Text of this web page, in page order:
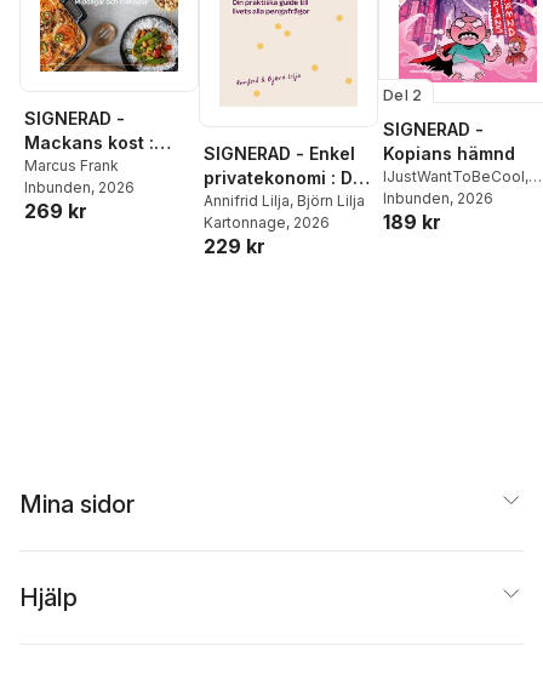
SIGNERAD -
Mackans kost :
Middagar och
matlådor
Marcus Frank
Inbunden, 2026
269 kr
SIGNERAD - Enkel
privatekonomi : Din
praktiska guide till
livets alla
pengafrågor
Annifrid Lilja, Björn Lilja
Kartonnage, 2026
229 kr
Del 2
SIGNERAD -
Kopians hämnd
IJustWantToBeCool,
Joel Adolphson
Ejdemo Beer
Inbunden, 2026
189 kr
Mina sidor
Hjälp